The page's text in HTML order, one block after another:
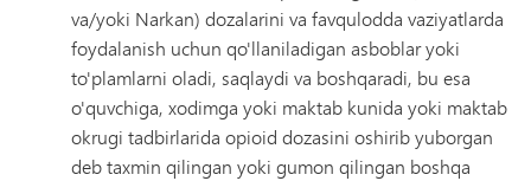
va/yoki Narkan) dozalarini va favqulodda vaziyatlarda
foydalanish uchun qo'llaniladigan asboblar yoki
to'plamlarni oladi, saqlaydi va boshqaradi, bu esa
o'quvchiga, xodimga yoki maktab kunida yoki maktab
okrugi tadbirlarida opioid dozasini oshirib yuborgan
deb taxmin qilingan yoki gumon qilingan boshqa